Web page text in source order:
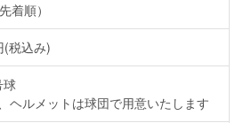
着順）
(税込み)
球
ヘルメットは球団で用意いたします